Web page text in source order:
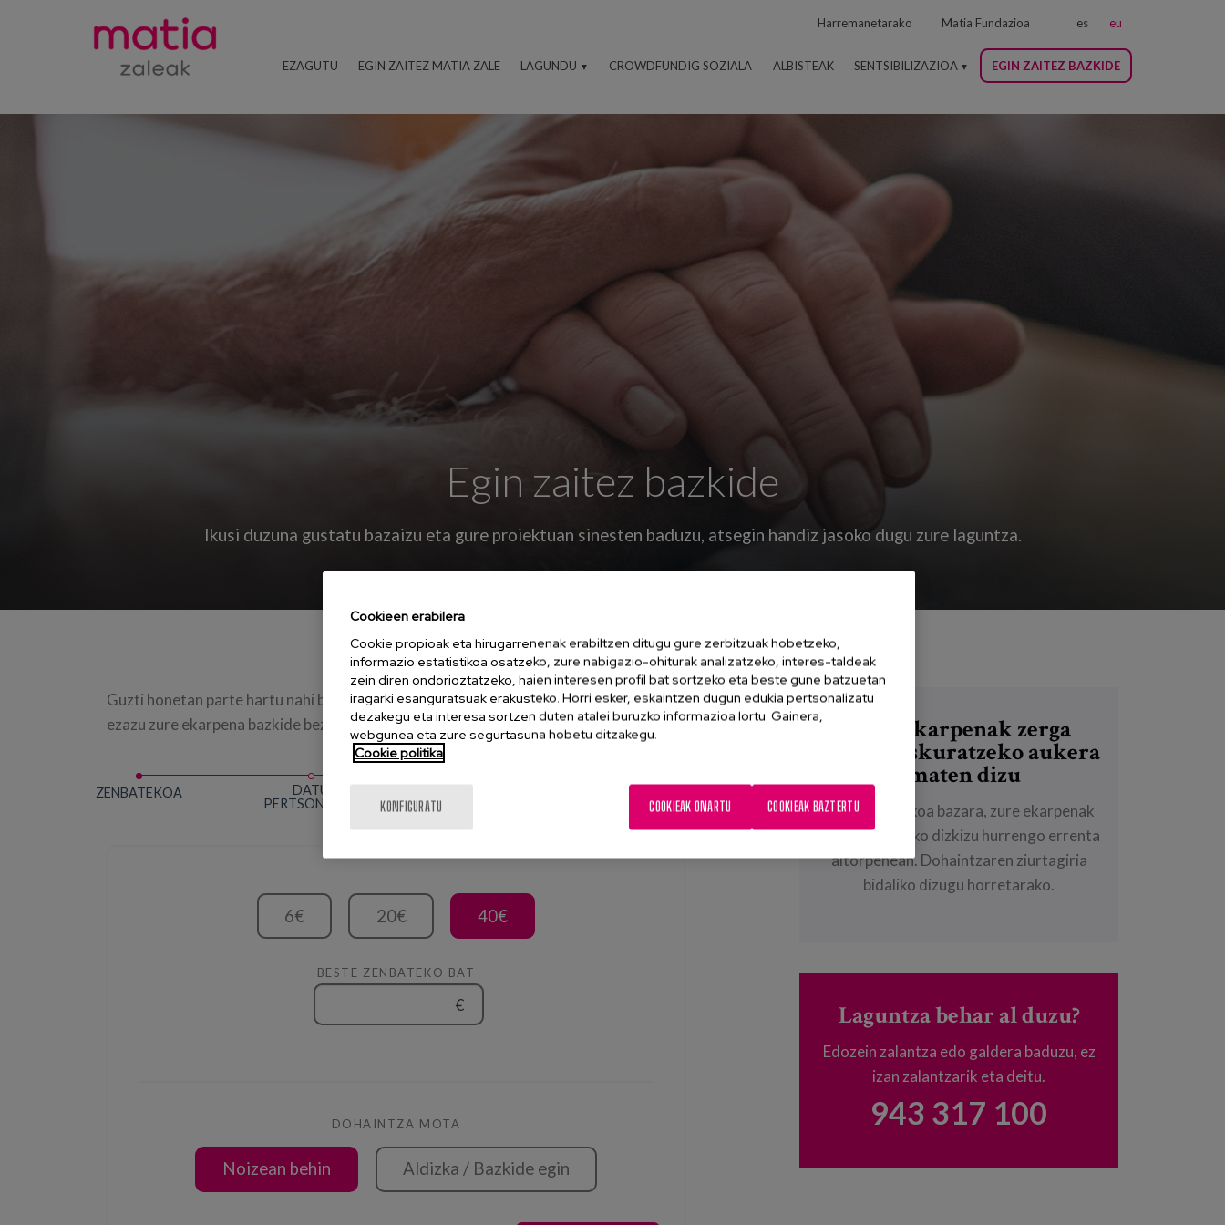
es eu
Harremanetarako Matia Fundazioa
EZAGUTU EGIN ZAITEZ MATIA ZALE LAGUNDU CROWDFUNDIG SOZIALA ALBISTEAK SENTSIBILIZAZIOA EGIN ZAITEZ BAZKIDE
Egin zaitez bazkide
Ikusi duzuna gustatu bazaizu eta gure proiektuan sinesten baduzu, atsegin handiz jasoko dugu zure laguntza.
Guzti honetan parte hartu nahi baduzu, prozesua ez dizugu batere zaila jarri. Egin
ezazu zure ekarpena bazkide bezala, erraza eta azkarra baita.
ZENBATEKOA
DATU
PERTSONALAK
ORDAINKETA
6€ 20€ 40€
BESTE ZENBATEKO BAT
€
DOHAINTZA MOTA
Noizean behin Aldizka / Bazkide egin
Zure ekarpenak zerga
onurak eskuratzeko aukera
ematen dizu
Pertsona fisikoa bazara, zure ekarpenak
zergak arinduko dizkizu hurrengo errenta
aitorpenean. Dohaintzaren ziurtagiria
bidaliko dizugu horretarako.
Laguntza behar al duzu?
Edozein zalantza edo galdera baduzu, ez
izan zalantzarik eta deitu.
943 317 100
Cookieen erabilera
Cookie propioak eta hirugarrenenak erabiltzen ditugu gure zerbitzuak hobetzeko,
informazio estatistikoa osatzeko, zure nabigazio-ohiturak analizatzeko, interes-taldeak
zein diren ondorioztatzeko, haien interesen profil bat sortzeko eta beste gune batzuetan
iragarki esanguratsuak erakusteko. Horri esker, eskaintzen dugun edukia pertsonalizatu
dezakegu eta interesa sortzen duten atalei buruzko informazioa lortu. Gainera,
webgunea eta zure segurtasuna hobetu ditzakegu.
Cookie politika
KONFIGURATU COOKIEAK BAZTERTU
COOKIEAK ONARTU